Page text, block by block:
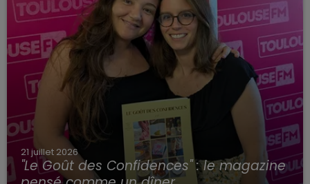
21 juillet 2026
"Le Goût des Confidences" : le magazine